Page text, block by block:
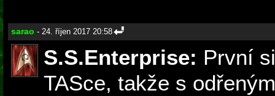
sarao - 24. říjen 2017 20:58
S.S.Enterprise: První
TASce, takže s